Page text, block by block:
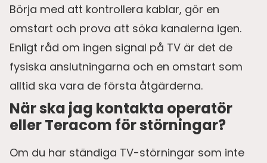
Börja med att kontrollera kablar, gör en
omstart och prova att söka kanalerna igen.
Enligt råd om ingen signal på TV är det de
fysiska anslutningarna och en omstart som
alltid ska vara de första åtgärderna.
När ska jag kontakta operatör
eller Teracom för störningar?
Om du har ständiga TV-störningar som inte